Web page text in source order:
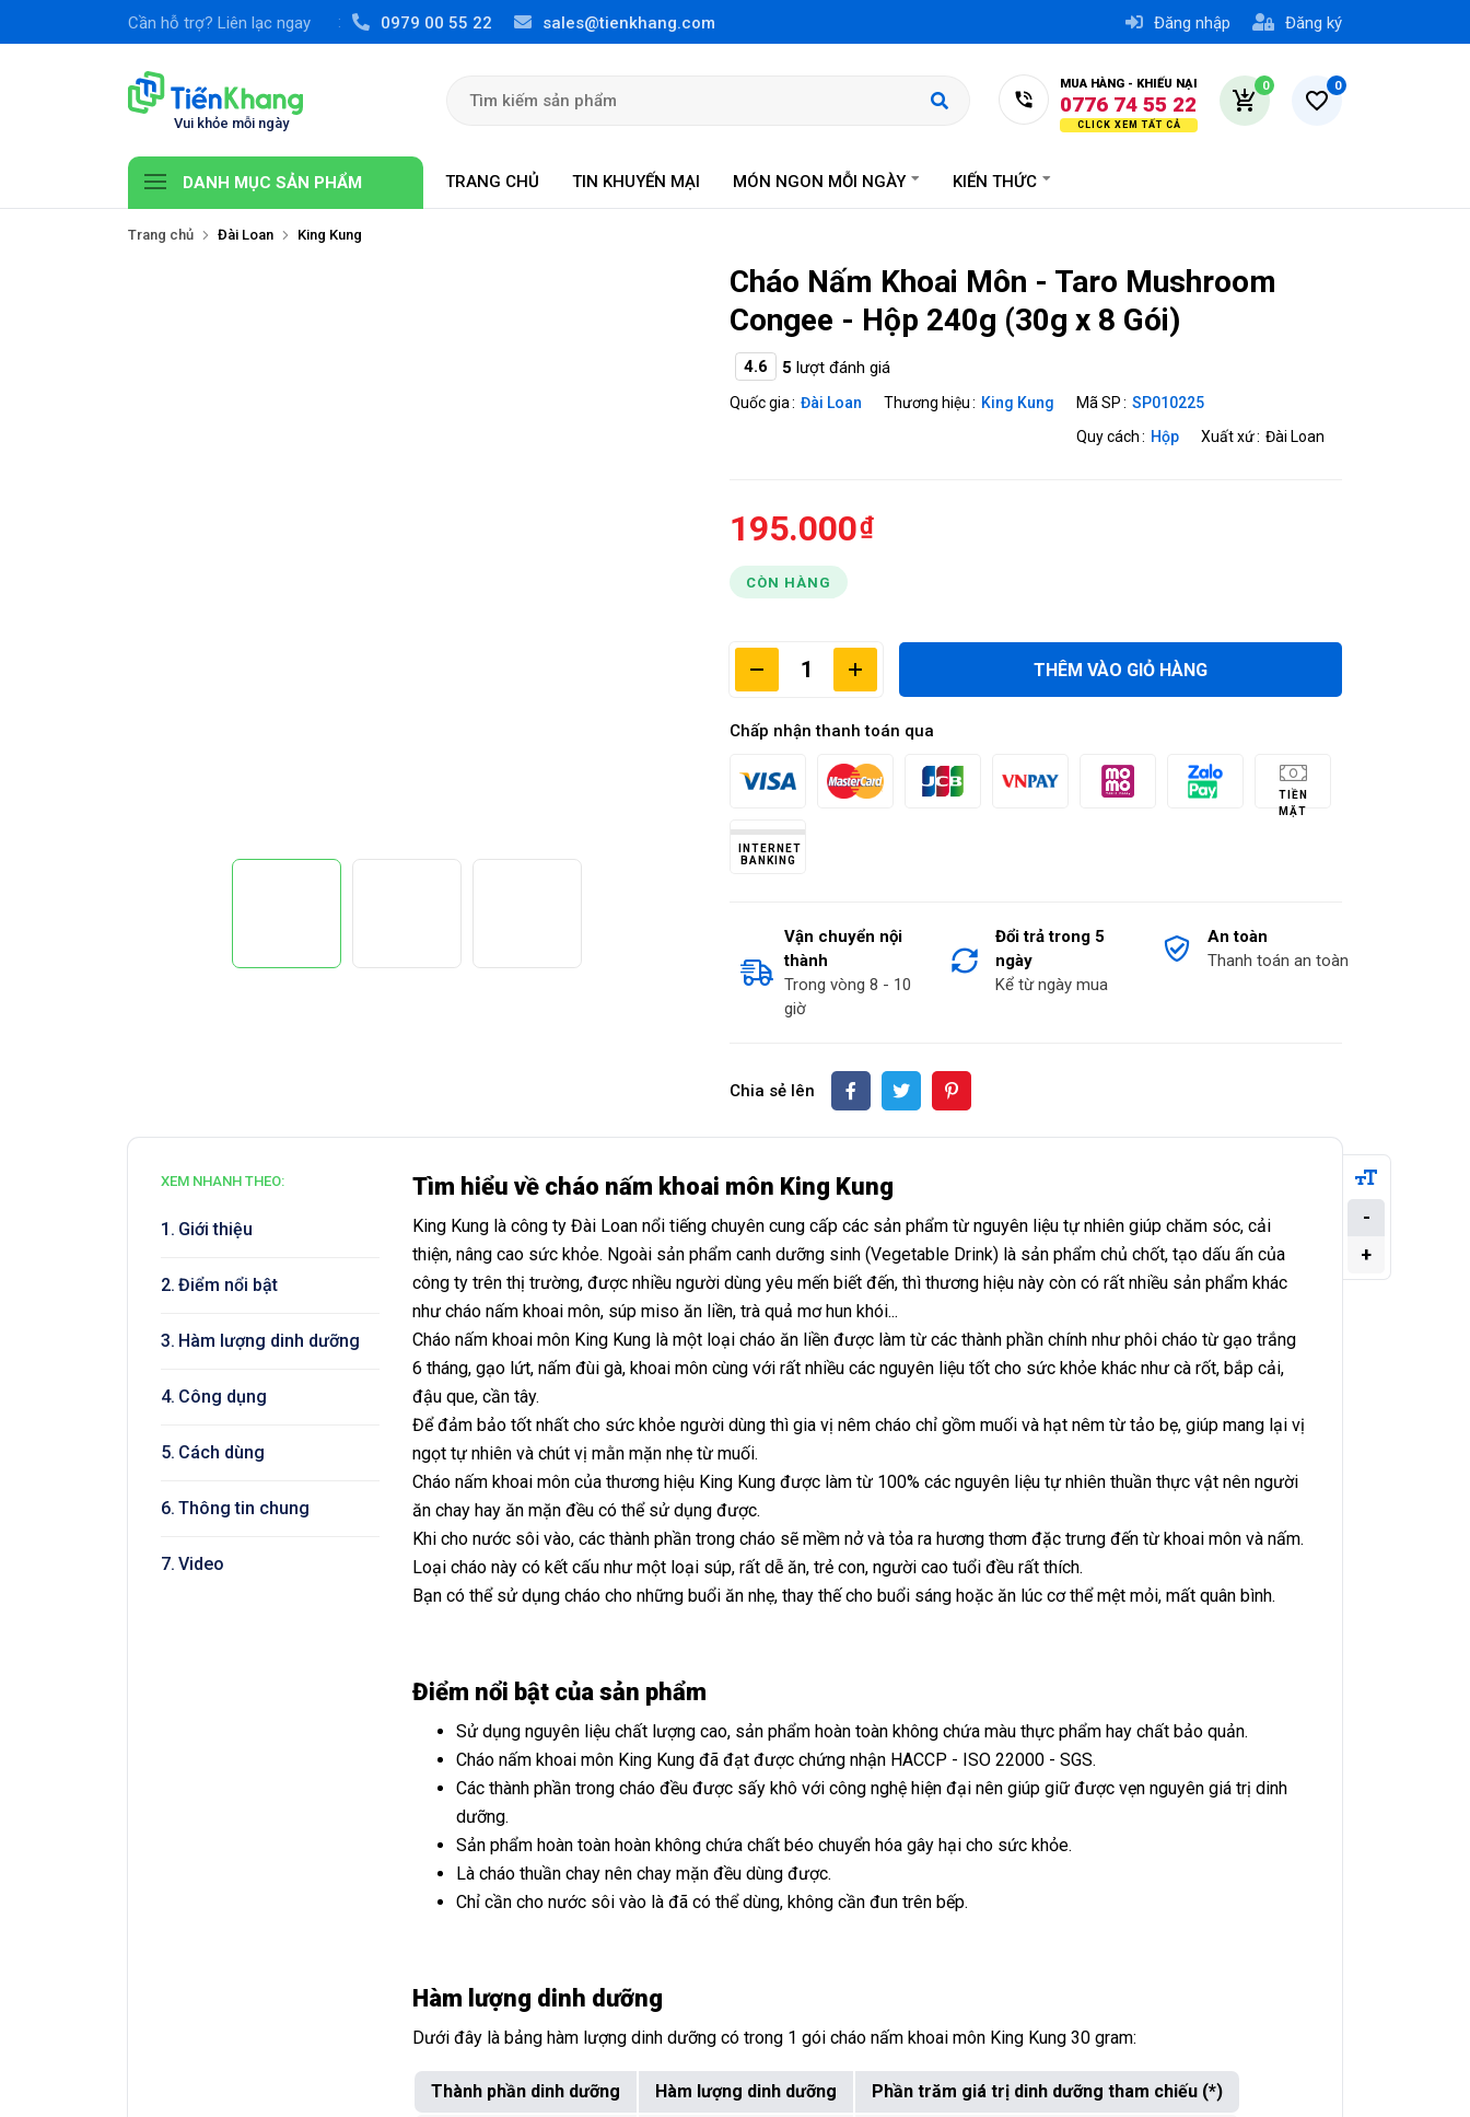
Cần hỗ trợ? Liên lạc ngay 0979 00 55 22 sales@tienkhang.com Đăng nhập Đăng ký
DANH MỤC SẢN PHẨM
0
0
MUA HÀNG - KHIẾU NẠI
0979 00 55 22
0779 74 55 22
TRANG CHỦ TIN KHUYẾN MẠI MÓN NGON MỖI NGÀY KIẾN THỨC
Trang chủ Đài Loan King Kung
Cháo Nấm Khoai Môn - Taro Mushroom
Congee - Hộp 240g (30g x 8 Gói)
4.6 5 lượt đánh giá
Quốc gia Đài Loan Thương hiệu King Kung Mã SP
SP010225
Quy cách
Hộp Xuất xứ Đài Loan
195.000
CÒN HÀNG
THÊM VÀO GIỎ HÀNG
Chấp nhận thanh toán qua
TIỀN
MẶT
INTERNET
BANKING
Vận chuyển nội
thành
Trong vòng 8 - 10
giờ
Đổi trả trong 5
ngày
Kể từ ngày mua
An toàn
Thanh toán an toàn
Chia sẻ lên
Giới thiệu
Điểm nổi bật
Hàm lượng dinh dưỡng
Công dụng
Cách dùng
Thông tin chung
Video
-
+
Tìm hiểu về cháo nấm khoai môn King Kung
King Kung là công ty Đài Loan nổi tiếng chuyên cung cấp các sản phẩm từ nguyên liệu tự nhiên giúp chăm sóc, cải
thiện, nâng cao sức khỏe. Ngoài sản phẩm canh dưỡng sinh (Vegetable Drink) là sản phẩm chủ chốt, tạo dấu ấn của
công ty trên thị trường, được nhiều người dùng yêu mến biết đến, thì thương hiệu này còn có rất nhiều sản phẩm khác
như cháo nấm khoai môn, súp miso ăn liền, trà quả mơ hun khói...
Cháo nấm khoai môn King Kung là một loại cháo ăn liền được làm từ các thành phần chính như phôi cháo từ gạo trắng
6 tháng, gạo lứt, nấm đùi gà, khoai môn cùng với rất nhiều các nguyên liệu tốt cho sức khỏe khác như cà rốt, bắp cải,
đậu que, cần tây.
Để đảm bảo tốt nhất cho sức khỏe người dùng thì gia vị nêm cháo chỉ gồm muối và hạt nêm từ tảo bẹ, giúp mang lại vị
ngọt tự nhiên và chút vị mằn mặn nhẹ từ muối.
Cháo nấm khoai môn của thương hiệu King Kung được làm từ 100% các nguyên liệu tự nhiên thuần thực vật nên người
ăn chay hay ăn mặn đều có thể sử dụng được.
Khi cho nước sôi vào, các thành phần trong cháo sẽ mềm nở và tỏa ra hương thơm đặc trưng đến từ khoai môn và nấm.
Loại cháo này có kết cấu như một loại súp, rất dễ ăn, trẻ con, người cao tuổi đều rất thích.
Bạn có thể sử dụng cháo cho những buổi ăn nhẹ, thay thế cho buổi sáng hoặc ăn lúc cơ thể mệt mỏi, mất quân bình.
Điểm nổi bật của sản phẩm
Sử dụng nguyên liệu chất lượng cao, sản phẩm hoàn toàn không chứa màu thực phẩm hay chất bảo quản.
Cháo nấm khoai môn King Kung đã đạt được chứng nhận HACCP - ISO 22000 - SGS.
Các thành phần trong cháo đều được sấy khô với công nghệ hiện đại nên giúp giữ được vẹn nguyên giá trị dinh
dưỡng.
Sản phẩm hoàn toàn hoàn không chứa chất béo chuyển hóa gây hại cho sức khỏe.
Là cháo thuần chay nên chay mặn đều dùng được.
Chỉ cần cho nước sôi vào là đã có thể dùng, không cần đun trên bếp.
Hàm lượng dinh dưỡng
Dưới đây là bảng hàm lượng dinh dưỡng có trong 1 gói cháo nấm khoai môn King Kung 30 gram:
Thành phần dinh dưỡng Hàm lượng dinh dưỡng Phần trăm giá trị dinh dưỡng tham chiếu (*)